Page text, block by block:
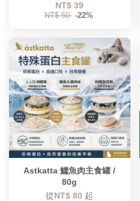
NT$ 39
NT$ 50 -22%
Astkatta 鱷魚肉主食罐 /
80g
從NT$ 80 起